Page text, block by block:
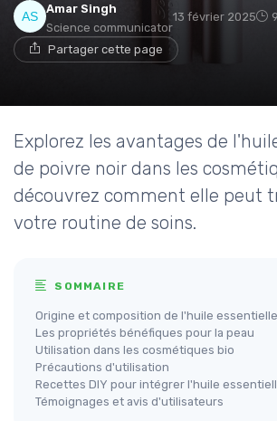
Amar Singh
Science communicator
13 février 2025
Partager cette page
Explorez les avantages de
de poivre noir dans les
découvrez comment elle peut
votre routine de soins.
SOMMAIRE
Origine et composition de l'huile
Les propriétés bénéfiques pour la peau
Utilisation dans les cosmétiques bio
Précautions d'utilisation
Recettes DIY pour intégrer l'huile
Témoignages et avis d'utilisateurs